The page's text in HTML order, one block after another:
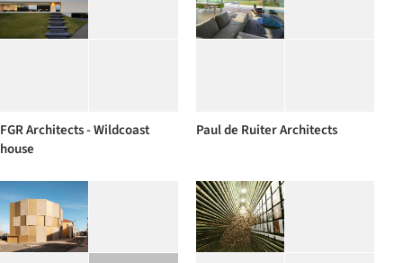
FGR Architects - Wildcoast
house
Paul de Ruiter Architects